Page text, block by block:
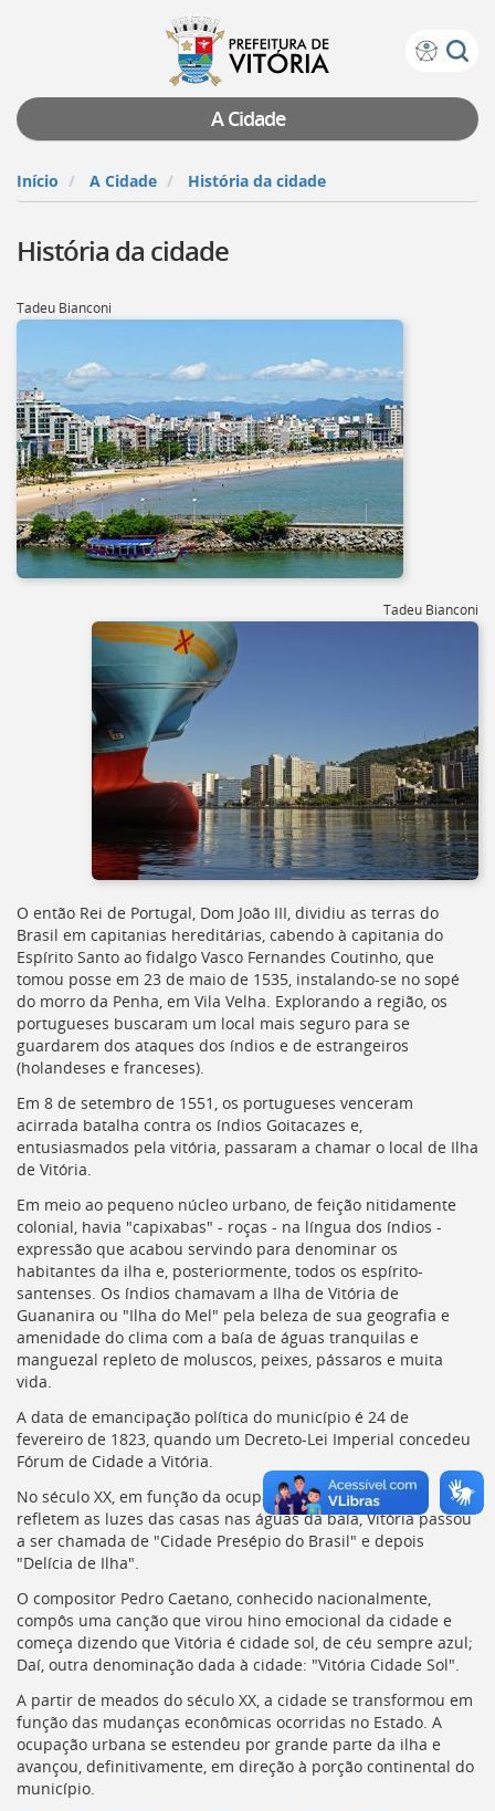
Prefeitura
Vitória
teclado:
para
a
de
instruções
acessibilidade
para
a
página
inicial
do
Portal
[]
Ir
para
o
Serviços
secretarias
página
de
legislação
[]
Ir
para
a
listagem
notícias
[]
Ir
para
conteúdo
desta
página
[]
Ir
para
a
busca
[]
Voltar
para
o
deste
menu
[]
A Cidade
Início A Cidade História da cidade
História da cidade
Tadeu Bianconi
Tadeu Bianconi
O então Rei de Portugal, Dom João III, dividiu as terras do
Brasil em capitanias hereditárias, cabendo à capitania do
Espírito Santo ao fidalgo Vasco Fernandes Coutinho, que
tomou posse em 23 de maio de 1535, instalando-se no sopé
do morro da Penha, em Vila Velha. Explorando a região, os
portugueses buscaram um local mais seguro para se
guardarem dos ataques dos índios e de estrangeiros
(holandeses e franceses).
Em 8 de setembro de 1551, os portugueses venceram
acirrada batalha contra os índios Goitacazes e,
entusiasmados pela vitória, passaram a chamar o local de Ilha
de Vitória.
Em meio ao pequeno núcleo urbano, de feição nitidamente
colonial, havia "capixabas" - roças - na língua dos índios -
expressão que acabou servindo para denominar os
habitantes da ilha e, posteriormente, todos os espírito-
santenses. Os índios chamavam a Ilha de Vitória de
Guananira ou "Ilha do Mel" pela beleza de sua geografia e
amenidade do clima com a baía de águas tranquilas e
manguezal repleto de moluscos, peixes, pássaros e muita
vida.
A data de emancipação política do município é 24 de
fevereiro de 1823, quando um Decreto-Lei Imperial concedeu
Fórum de Cidade a Vitória.
No século XX, em função da ocupação dos morros, que
refletem as luzes das casas nas águas da baía, Vitória passou
a ser chamada de "Cidade Presépio do Brasil" e depois
"Delícia de Ilha".
O compositor Pedro Caetano, conhecido nacionalmente,
compôs uma canção que virou hino emocional da cidade e
começa dizendo que Vitória é cidade sol, de céu sempre azul;
Daí, outra denominação dada à cidade: "Vitória Cidade Sol".
A partir de meados do século XX, a cidade se transformou em
função das mudanças econômicas ocorridas no Estado. A
ocupação urbana se estendeu por grande parte da ilha e
avançou, definitivamente, em direção à porção continental do
município.